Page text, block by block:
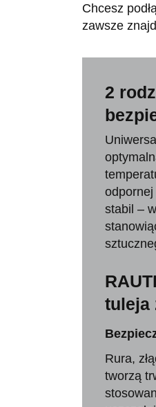
Chcesz
zawsze
2
stabil –
tuleja
Rura,
tworzą